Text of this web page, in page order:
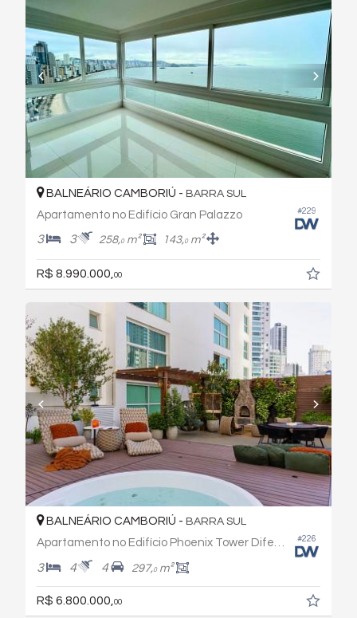
#229
BALNEÁRIO CAMBORIÚ - BARRA SUL
Apartamento no Edifício Gran Palazzo
3 3 258,0m² 143,0m²
R$ 8.990.000, 00
#226
BALNEÁRIO CAMBORIÚ - BARRA SUL
Apartamento no Edifício Phoenix Tower Diferenciado
3 4 4 297,0m²
R$ 6.800.000, 00